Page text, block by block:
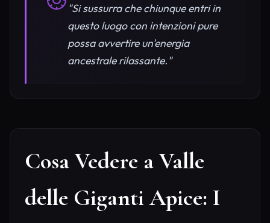
"Si sussurra che chiunque entri in
questo luogo con intenzioni pure
possa avvertire un'energia
ancestrale rilassante."
Cosa Vedere a Valle
delle Giganti Apice: I